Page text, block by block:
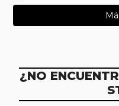
¿NO